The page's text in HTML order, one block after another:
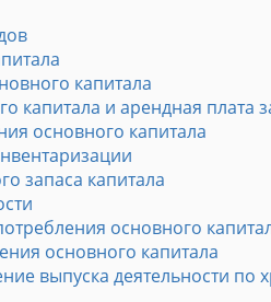
капитала
капитала и арендная плата
основного капитала
запаса капитала
основного
основного капитала
выпуска деятельности по